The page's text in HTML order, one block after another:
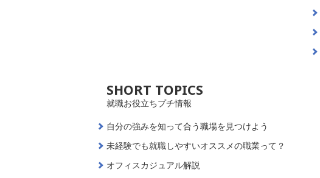
SHORT TOPICS
就職お役立ちプチ情報
自分の強みを知って合う職場を見つけよう
未経験でも就職しやすいオススメの職業って？
オフィスカジュアル解説